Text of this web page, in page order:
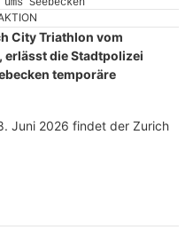
City Triathlon vom
erlässt die Stadtpolizei
temporäre
Juni 2026 findet der Zurich